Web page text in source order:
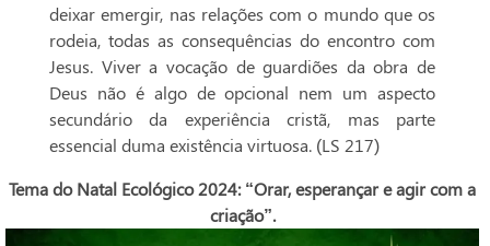
deixar emergir, nas relações com o mundo que os
rodeia, todas as consequências do encontro com
Jesus. Viver a vocação de guardiões da obra de
Deus não é algo de opcional nem um aspecto
secundário da experiência cristã, mas parte
essencial duma existência virtuosa. (LS 217)
Tema do Natal Ecológico 2024: “Orar, esperançar e agir com a
criação”.